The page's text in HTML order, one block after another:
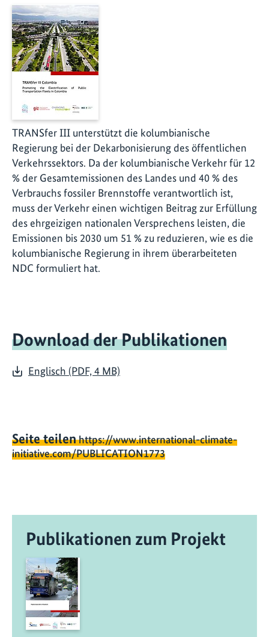
TRANSfer III unterstützt die kolumbianische
Regierung bei der Dekarbonisierung des öffentlichen
Verkehrssektors. Da der kolumbianische Verkehr für 12
% der Gesamtemissionen des Landes und 40 % des
Verbrauchs fossiler Brennstoffe verantwortlich ist,
muss der Verkehr einen wichtigen Beitrag zur Erfüllung
des ehrgeizigen nationalen Versprechens leisten, die
Emissionen bis 2030 um 51 % zu reduzieren, wie es die
kolumbianische Regierung in ihrem überarbeiteten
NDC formuliert hat.
Download der Publikationen
Englisch (PDF, 4 MB)
Seite teilenhttps://www.international-climate-
initiative.com/PUBLICATION1773
Publikationen zum Projekt